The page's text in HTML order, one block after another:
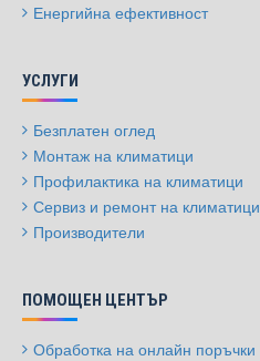
Енергийна ефективност
УСЛУГИ
Безплатен оглед
Монтаж на климатици
Профилактика на климатици
Сервиз и ремонт на климатици
Производители
ПОМОЩЕН ЦЕНТЪР
Обработка на онлайн поръчки